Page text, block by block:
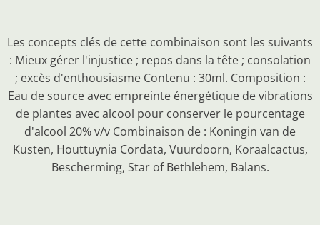
Les concepts clés de cette combinaison sont les suivants
: Mieux gérer l'injustice ; repos dans la tête ; consolation
; excès d'enthousiasme Contenu : 30ml. Composition :
Eau de source avec empreinte énergétique de vibrations
de plantes avec alcool pour conserver le pourcentage
d'alcool 20% v/v Combinaison de : Koningin van de
Kusten, Houttuynia Cordata, Vuurdoorn, Koraalcactus,
Bescherming, Star of Bethlehem, Balans.